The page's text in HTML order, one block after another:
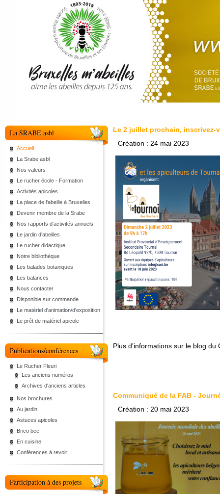
La SRABE asbl
Accueil
La Srabe asbl
Nos valeurs
Le rucher école - Formation
Activités apicoles
La place de l'abeille à Bruxelles
Devenir membre de la Srabe
Nos rapports d'activités annuels
Le jardin d'abeilles
Le rucher didactique
Notre bibliothèque
Les balades botaniques
Les balances
Nous contacter
Disponible sur commande
Le matériel d'animation/d'exposition
Le prêt de matériel apicole
Publications/conférences
Le Rucher Fleuri
Les anciens numéros
Archives d'anciens articles
Nos brochures
Au jardin
Astuces apicoles
Brico bee
En cuisine
Conférences à revoir
Participation à des projets
Le 2 juillet prochain, inscrivez-
Création : 24 mai 2023
Plus d'informations sur le blog du
Communiqué de la FAB -
Création : 20 mai 2023